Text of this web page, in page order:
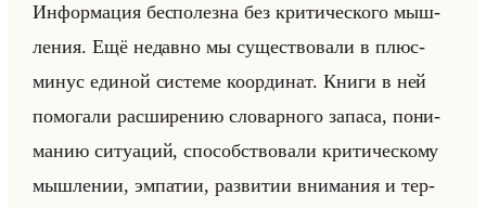
Ин­фор­ма­ция бес­по­лез­на без кри­ти­че­ско­го мыш­
ле­ния. Ещё недав­но мы су­ще­ство­ва­ли в плюс-
минус еди­ной си­сте­ме ко­ор­ди­нат. Книги в ней
по­мо­га­ли рас­ши­ре­нию сло­вар­но­го за­па­са, по­ни­
ма­нию си­ту­аций, спо­соб­ство­ва­ли кри­ти­че­ско­му
мыш­ле­нии, эм­па­тии, раз­ви­тии вни­ма­ния и тер­